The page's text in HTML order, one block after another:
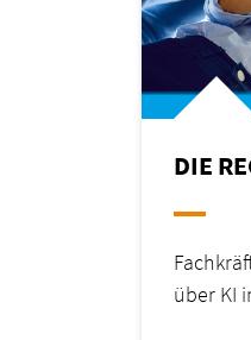
DIE
über KI